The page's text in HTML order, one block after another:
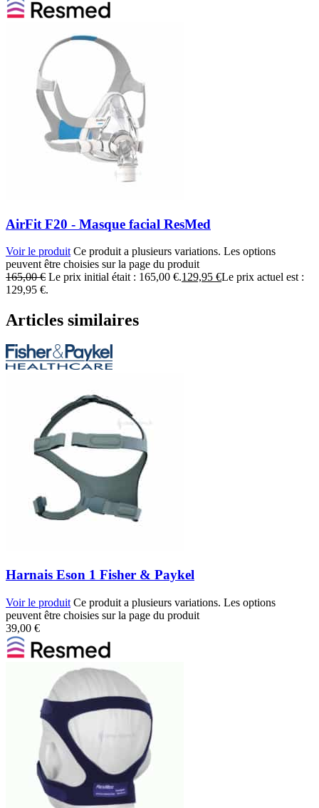
AirFit F20 - Masque facial ResMed
Voir le produit Ce produit a plusieurs variations. Les options
peuvent être choisies sur la page du produit
165,00€ Le prix initial était : 165,00 €.129,95 €Le prix actuel est :
129,95 €.
Articles similaires
Harnais Eson 1 Fisher & Paykel
Voir le produit Ce produit a plusieurs variations. Les options
peuvent être choisies sur la page du produit
39,00 €